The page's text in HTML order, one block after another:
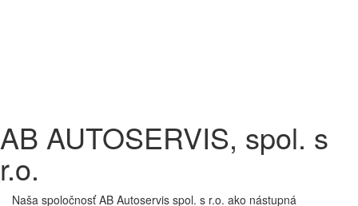
AB AUTOSERVIS, spol. s
r.o.
Naša spoločnosť AB Autoservis spol. s r.o. ako nástupná